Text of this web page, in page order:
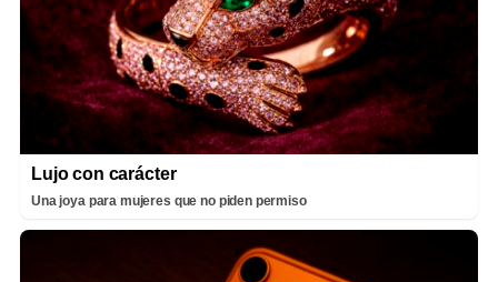
Lujo con carácter
Una joya para mujeres que no piden permiso